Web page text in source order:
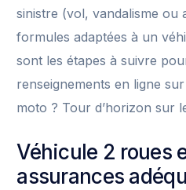
sinistre (vol, vandalisme ou
formules adaptées à un
sont les étapes à suivre
renseignements en ligne
moto ? Tour d’horizon sur
Véhicule 2 roues
assurances